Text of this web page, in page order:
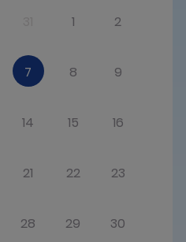
1 2
7 8 9
14 15 16
21 22 23
28 29 30